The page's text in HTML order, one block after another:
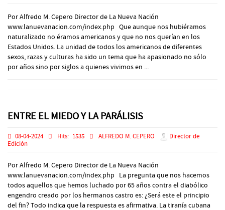
Por Alfredo M. Cepero Director de La Nueva Nación
www.lanuevanacion.com/index.php Que aunque nos hubiéramos
naturalizado no éramos americanos y que no nos querían en los
Estados Unidos. La unidad de todos los americanos de diferentes
sexos, razas y culturas ha sido un tema que ha apasionado no sólo
por años sino por siglos a quienes vivimos en ...
ENTRE EL MIEDO Y LA PARÁLISIS
08-04-2024 Hits: 1535 ALFREDO M. CEPERO
Director de
Edición
Por Alfredo M. Cepero Director de La Nueva Nación
www.lanuevanacion.com/index.php La pregunta que nos hacemos
todos aquellos que hemos luchado por 65 años contra el diabólico
engendro creado por los hermanos castro es: ¿Será este el principio
del fin? Todo indica que la respuesta es afirmativa. La tiranía cubana